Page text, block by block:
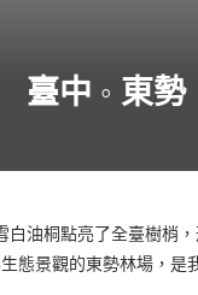
臺中 ◦ 東
油桐點亮了全臺樹梢
態景觀的東勢林場，是